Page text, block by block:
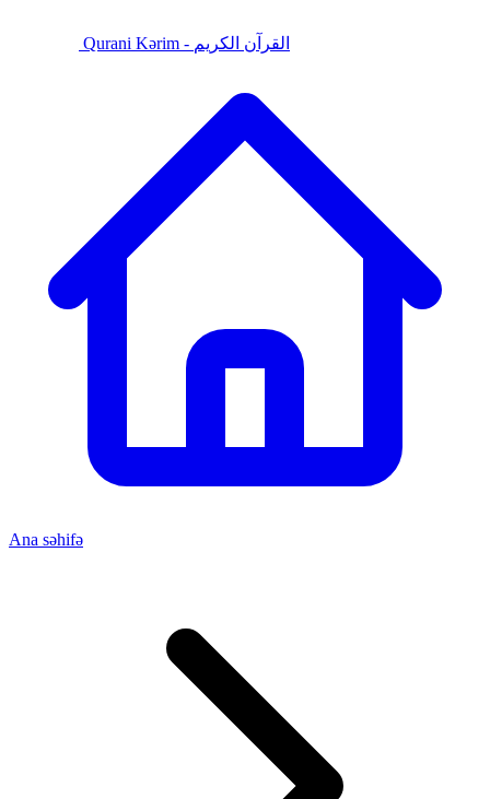
Qurani Kərim - القرآن الكريم
Ana səhifə